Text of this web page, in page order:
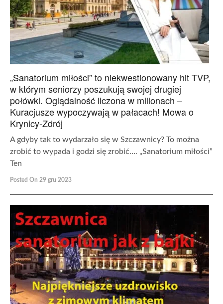
„Sanatorium miłości” to niekwestionowany hit TVP,
w którym seniorzy poszukują swojej drugiej
połówki. Oglądalność liczona w milionach –
Kuracjusze wypoczywają w pałacach! Mowa o
Krynicy-Zdrój
A gdyby tak to wydarzało się w Szczawnicy? To można
zrobić to wypada i godzi się zrobić…. „Sanatorium miłości”
Ten
Posted On 29 gru 2023